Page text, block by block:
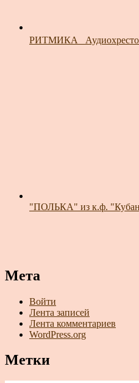
РИТМИКА_
"ПОЛЬКА" из к.ф.
Мета
Войти
Лента записей
Лента комментариев
WordPress.org
Метки